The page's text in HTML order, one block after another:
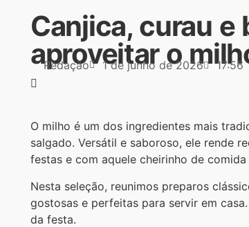
Canjica, curau e
aproveitar o
Redação 1 de junho de 2026 17:56
O milho é um dos ingredientes mais
salgado. Versátil e saboroso, ele rende
festas e com aquele cheirinho de
Nesta seleção, reunimos preparos
gostosas e perfeitas para servir em
da festa.